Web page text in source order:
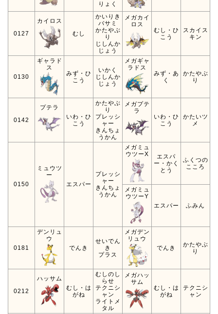
りょく
0127
カイロス
むし
かいりき
バサミ
かたやぶ
り
じしんか
じょう
メガカイ
ロス
むし・ひ
こう
スカイス
キン
0130
ギャラド
ス
みず・ひ
こう
いかく
じしんか
じょう
メガギャ
ラドス
みず・あ
く
かたやぶ
り
0142
プテラ
いわ・ひ
こう
かたやぶ
り
プレッシ
ャー
きんちょ
うかん
メガプテ
ラ
いわ・ひ
こう
かたいツ
メ
0150
ミュウツ
ー
エスパー
プレッシ
ャー
きんちょ
うかん
メガミュ
ウツーX
エスパ
ー・かく
とう
ふくつの
こころ
メガミュ
ウツーY
エスパー
ふみん
0181
デンリュ
ウ
でんき
せいでん
き
プラス
メガデン
リュウ
でんき
かたやぶ
り
0212
ハッサム
むし・は
がね
むしのし
らせ
テクニシ
ャン
ライトメ
タル
メガハッ
サム
むし・は
がね
テクニシ
ャン